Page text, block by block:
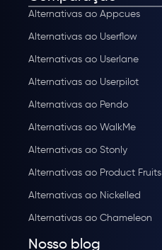
Alternativas ao Appcues
Alternativas ao Userflow
Alternativas ao Userlane
Alternativas ao Userpilot
Alternativas ao Pendo
Alternativas ao WalkMe
Alternativas ao Stonly
Alternativas ao Product Fruits
Alternativas ao Nickelled
Alternativas ao Chameleon
Nosso blog